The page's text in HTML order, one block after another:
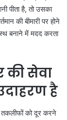
पीता है, तो उसका
की बीमारी पर होने
बनाने में मदद करता
की सेवा
है
को दूर करने